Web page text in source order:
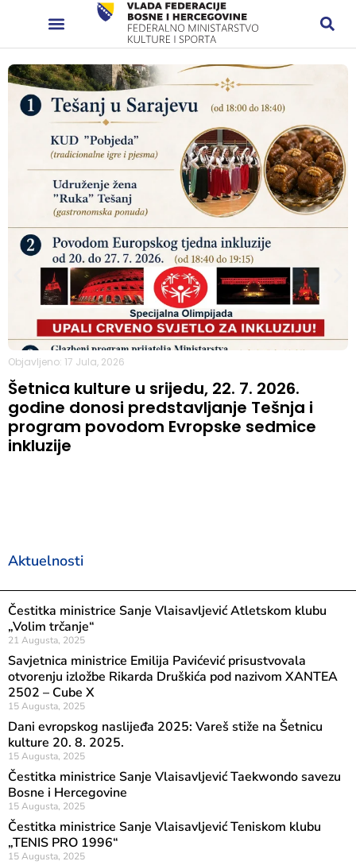
Objavljeno: 17 Jula, 2026
Šetnica kulture u srijedu, 22. 7. 2026.
godine donosi predstavljanje Tešnja i
program povodom Evropske sedmice
inkluzije
Aktuelnosti
Čestitka ministrice Sanje Vlaisavljević Atletskom klubu
„Volim trčanje“
21 Augusta, 2025
Savjetnica ministrice Emilija Pavićević prisustvovala
otvorenju izložbe Rikarda Druškića pod nazivom XANTEA
2502 – Cube X
15 Augusta, 2025
Dani evropskog naslijeđa 2025: Vareš stiže na Šetnicu
kulture 20. 8. 2025.
15 Augusta, 2025
Čestitka ministrice Sanje Vlaisavljević Taekwondo savezu
Bosne i Hercegovine
15 Augusta, 2025
Čestitka ministrice Sanje Vlaisavljević Teniskom klubu
„TENIS PRO 1996“
15 Augusta, 2025